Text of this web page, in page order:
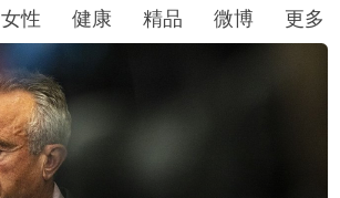
女性 健康 精品 微博 更多